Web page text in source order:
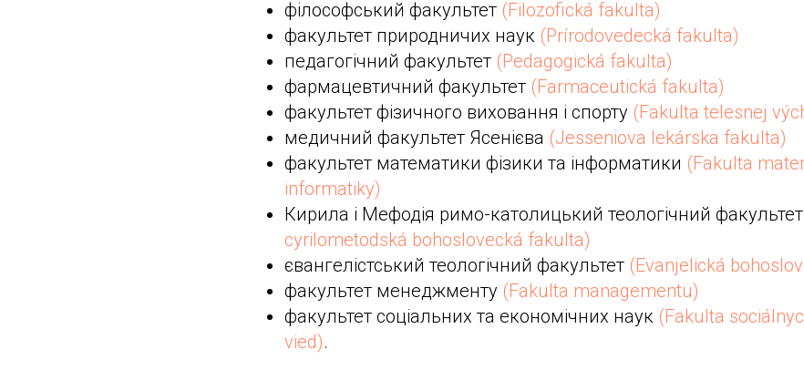
філософський факультет (Filozofická fakulta)
факультет природничих наук (Prírodovedecká fakulta)
педагогічний факультет (Pedagogická fakulta)
фармацевтичний факультет (Farmaceutická fakulta)
факультет фізичного виховання і спорту (Fakulta telesnej
медичний факультет Ясенієва (Jesseniova lekárska fakulta)
факультет математики фізики та інформатики (Fakulta
informatiky)
Кирила і Мефодія римо-католицький теологічний факультет
cyrilometodská bohoslovecká fakulta)
євангелістський теологічний факультет (Evanjelická
факультет менеджменту (Fakulta managementu)
факультет соціальних та економічних наук (Fakulta
vied).